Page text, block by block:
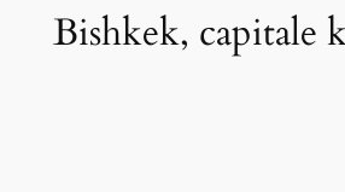
Bishkek, capitale